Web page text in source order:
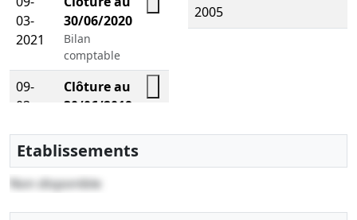
03-
2021
30/06/2020
Bilan
comptable
09-
03-
Clôture au
30/06/2019
19-
04-
2019
Clôture au
30/06/2018
Bilan
2005
Etablissements
Non disponible